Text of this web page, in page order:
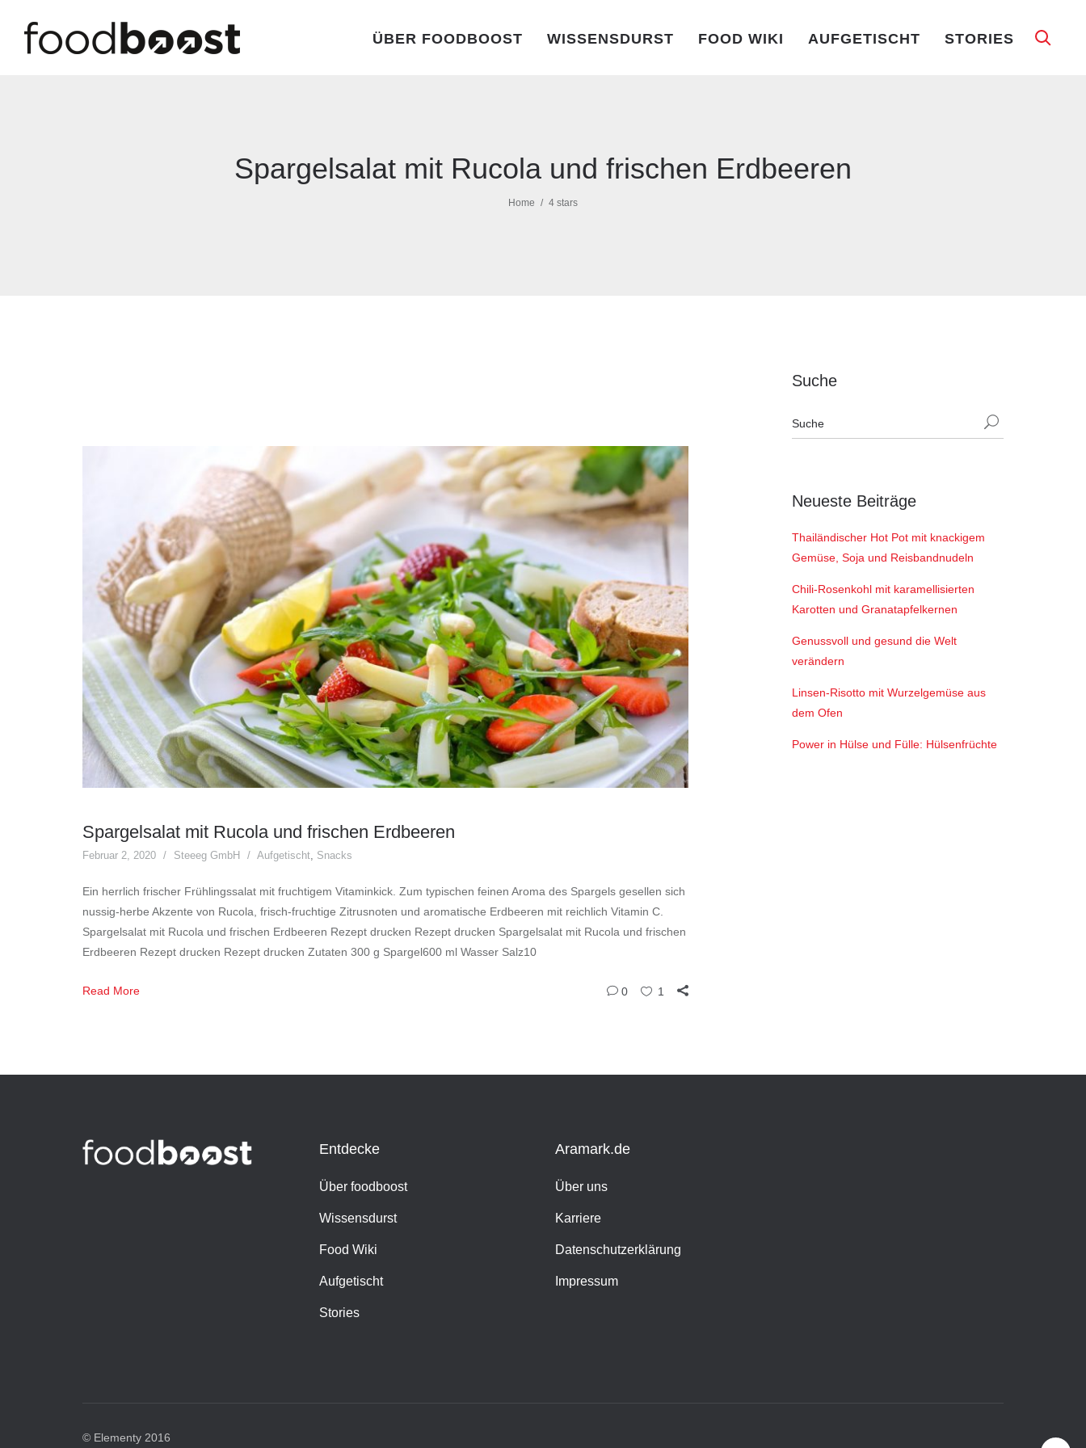
ÜBER FOODBOOST WISSENSDURST FOOD WIKI AUFGETISCHT STORIES
Spargelsalat mit Rucola und frischen Erdbeeren
Home 4 stars
Spargelsalat mit Rucola und frischen Erdbeeren
Februar 2, 2020 Steeeg GmbH Aufgetischt Snacks
Ein herrlich frischer Frühlingssalat mit fruchtigem Vitaminkick. Zum typischen feinen Aroma des Spargels gesellen sich
nussig-herbe Akzente von Rucola, frisch-fruchtige Zitrusnoten und aromatische Erdbeeren mit reichlich Vitamin C.
Spargelsalat mit Rucola und frischen Erdbeeren Rezept drucken Rezept drucken Spargelsalat mit Rucola und frischen
Erdbeeren Rezept drucken Rezept drucken Zutaten 300 g Spargel600 ml Wasser Salz10
Read More 0 1
Suche
Neueste Beiträge
Thailändischer Hot Pot mit knackigem
Gemüse, Soja und Reisbandnudeln
Chili-Rosenkohl mit karamellisierten
Karotten und Granatapfelkernen
Genussvoll und gesund die Welt
verändern
Linsen-Risotto mit Wurzelgemüse aus
dem Ofen
Power in Hülse und Fülle: Hülsenfrüchte
Entdecke
Über foodboost
Wissensdurst
Food Wiki
Aufgetischt
Stories
Aramark.de
Über uns
Karriere
Datenschutzerklärung
Impressum
© Elementy 2016